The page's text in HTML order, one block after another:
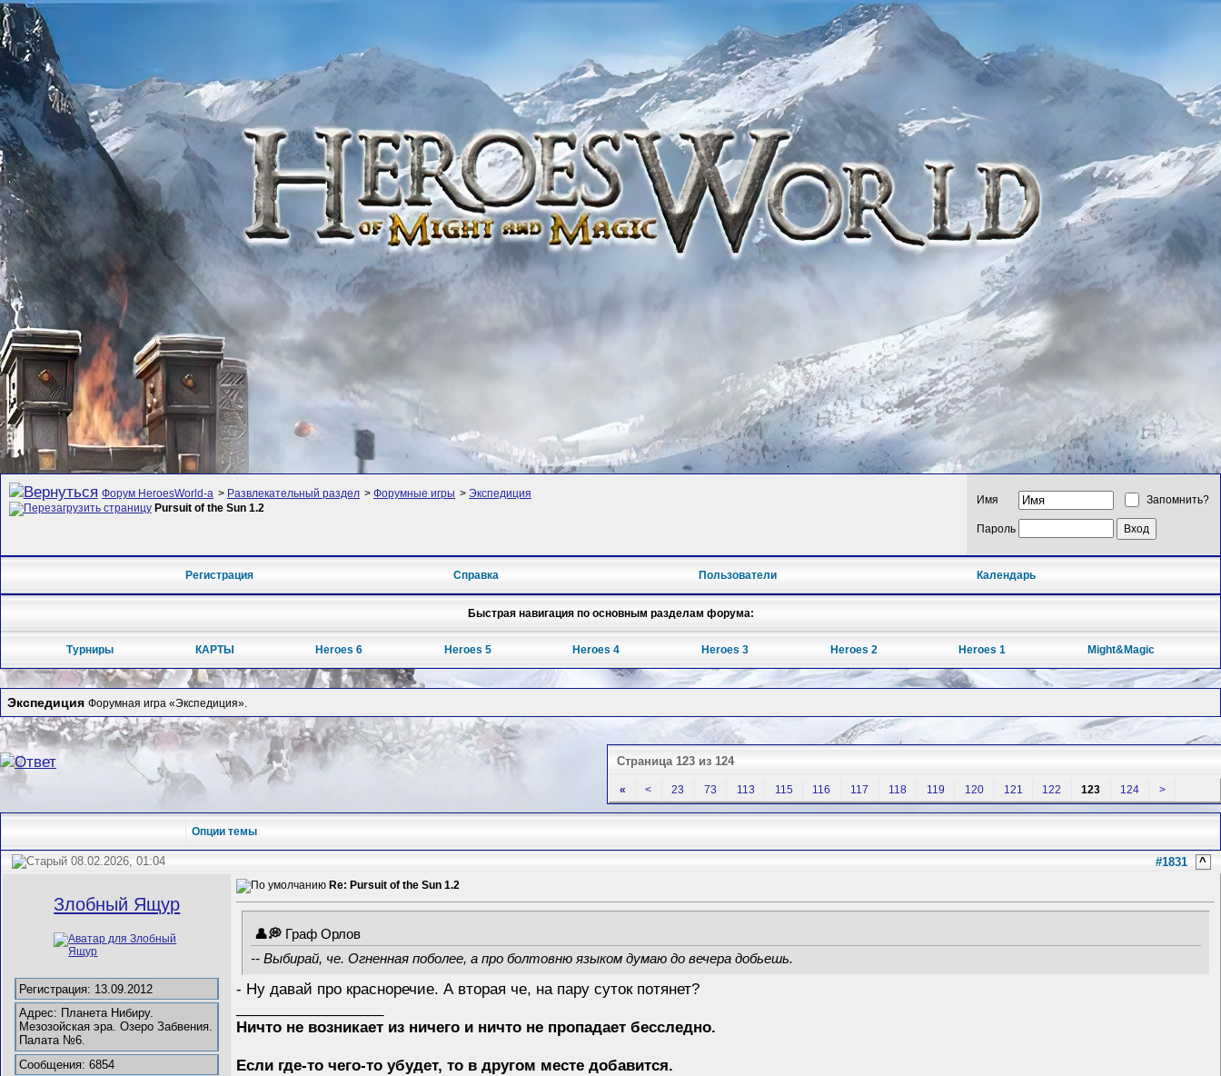
Форум HeroesWorld-а > Развлекательный раздел > Форумные игры > Экспедиция
Pursuit of the Sun 1.2
Имя Запомнить?
Пароль
Регистрация Справка Пользователи Календарь
Быстрая навигация по основным разделам форума:
Турниры КАРТЫ Heroes 6 Heroes 5 Heroes 4 Heroes 3 Heroes 2 Heroes 1 Might&Magic
Экспедиция Форумная игра «Экспедиция».
Страница 123 из 124
« < 23 73 113 115 116 117 118 119 120 121 122 123 124 >
Опции темы
08.02.2026, 01:04 #1831 ^
Злобный Ящур
Регистрация: 13.09.2012
Адрес: Планета Нибиру.
Мезозойская эра. Озеро Забвения.
Палата №6.
Сообщения: 6854
Re: Pursuit of the Sun 1.2
Граф Орлов
-- Выбирай, че. Огненная поболее, а про болтовню языком думаю до вечера добьешь.
- Ну давай про красноречие. А вторая че, на пару суток потянет?
Ничто не возникает из ничего и ничто не пропадает бесследно.
Если где-то чего-то убудет, то в другом месте добавится.